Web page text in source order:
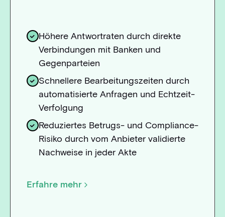
Höhere Antwortraten durch direkte
Verbindungen mit Banken und
Gegenparteien
Schnellere Bearbeitungszeiten durch
automatisierte Anfragen und Echtzeit-
Verfolgung
Reduziertes Betrugs- und Compliance-
Risiko durch vom Anbieter validierte
Nachweise in jeder Akte
Erfahre mehr